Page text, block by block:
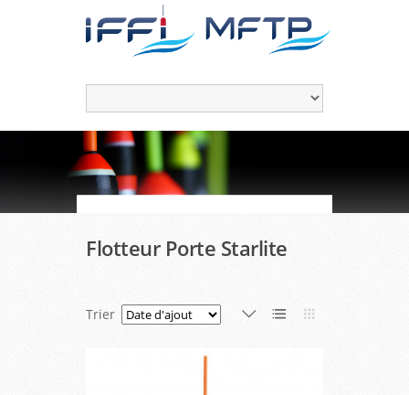
Flotteur Porte Starlite
Trier